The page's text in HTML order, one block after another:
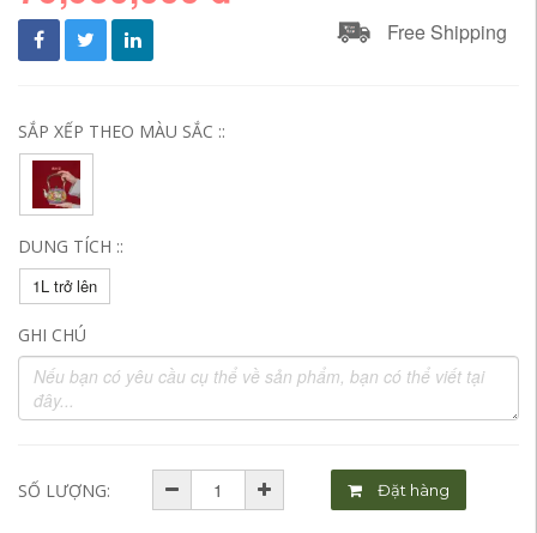
Free Shipping
SẮP XẾP THEO MÀU SẮC ::
DUNG TÍCH ::
1L trở lên
GHI CHÚ
SỐ LƯỢNG: Đặt hàng